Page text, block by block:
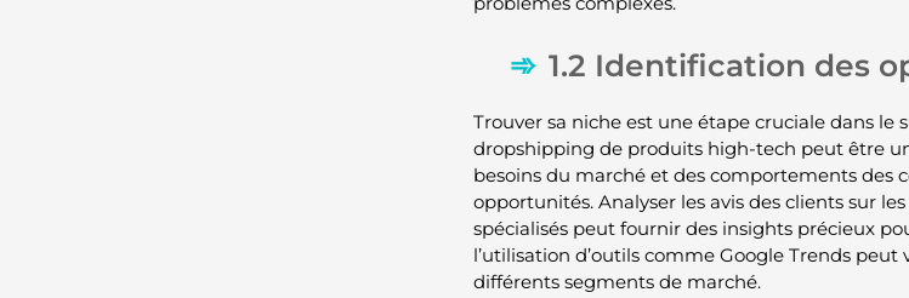
1.2 Identification des
Trouver sa niche est une étape cruciale dans le
dropshipping de produits high-tech peut être
besoins du marché et des comportements des
opportunités. Analyser les avis des clients sur
spécialisés peut fournir des insights précieux
l’utilisation d’outils comme Google Trends
différents segments de marché.